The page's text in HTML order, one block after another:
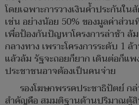
โดยเฉพาะการวางเงินค้ำประกันใ
เช่น อย่างน้อย 50% ของมูลค่าส่ว
เพื่อป้องกันปัญหาโครงการล่าช้า ล้
กลางทาง เพราะโครงการระดับ 1
แล้วล้ม รัฐจะถอยก็ยาก เดินต่อก็แ
ประชาชนอาจต้องเป็นคนจ่าย
รองโฆษกพรรคประชาธิปัตย์ ก
สำคัญคือ สมมติฐานด้านปริมาณตู้สิ